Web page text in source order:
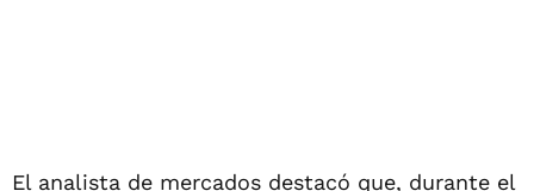
El analista de mercados destacó que, durante el